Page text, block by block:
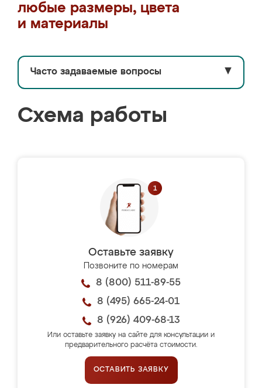
любые размеры, цвета
и материалы
Часто задаваемые вопросы ▼
Схема работы
Оставьте заявку
Позвоните по номерам
8 (800) 511-89-55
8 (495) 665-24-01
8 (926) 409-68-13
Или оставьте заявку на сайте для консультации и
предварительного расчёта стоимости.
ОСТАВИТЬ ЗАЯВКУ